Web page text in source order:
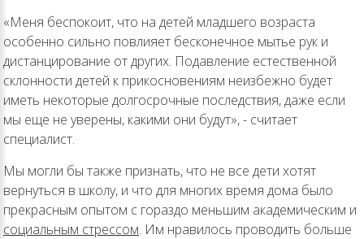
«Меня беспокоит, что на детей младшего возраста
особенно сильно повлияет бесконечное мытье рук и
дистанцирование от других. Подавление естественной
склонности детей к прикосновениям неизбежно будет
иметь некоторые долгосрочные последствия, даже если
мы еще не уверены, какими они будут», - считает
специалист.
Мы могли бы также признать, что не все дети хотят
вернуться в школу, и что для многих время дома было
прекрасным опытом с гораздо меньшим академическим и
социальным стрессом. Им нравилось проводить больше